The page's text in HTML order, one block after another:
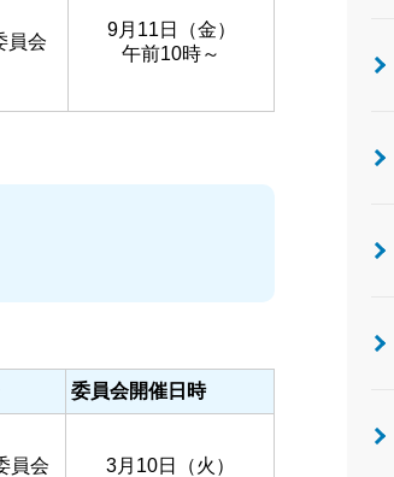
員会
9月11日（金）
午前10時～
委員会開催日時
員会
3月10日（火）